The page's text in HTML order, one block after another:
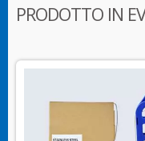
PRODOTTO IN